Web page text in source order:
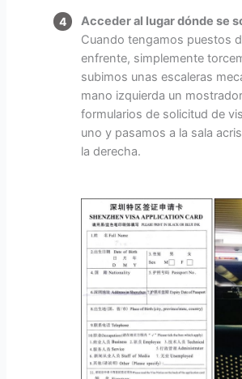
Acceder al lugar dónde se
Cuando tengamos puestos
enfrente, simplemente
subimos unas escaleras
mano izquierda un
formularios de solicitud de
uno y pasamos a la sala
la derecha.